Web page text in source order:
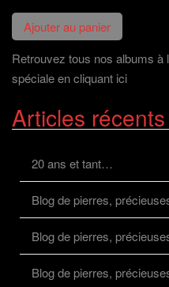
Retrouvez tous nos albums à
spéciale en cliquant ici
Articles récents
20 ans et tant…
Blog de pierres,
Blog de pierres,
Blog de pierres,